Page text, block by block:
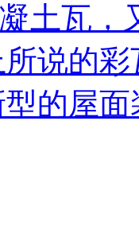
土瓦，
说的
的屋